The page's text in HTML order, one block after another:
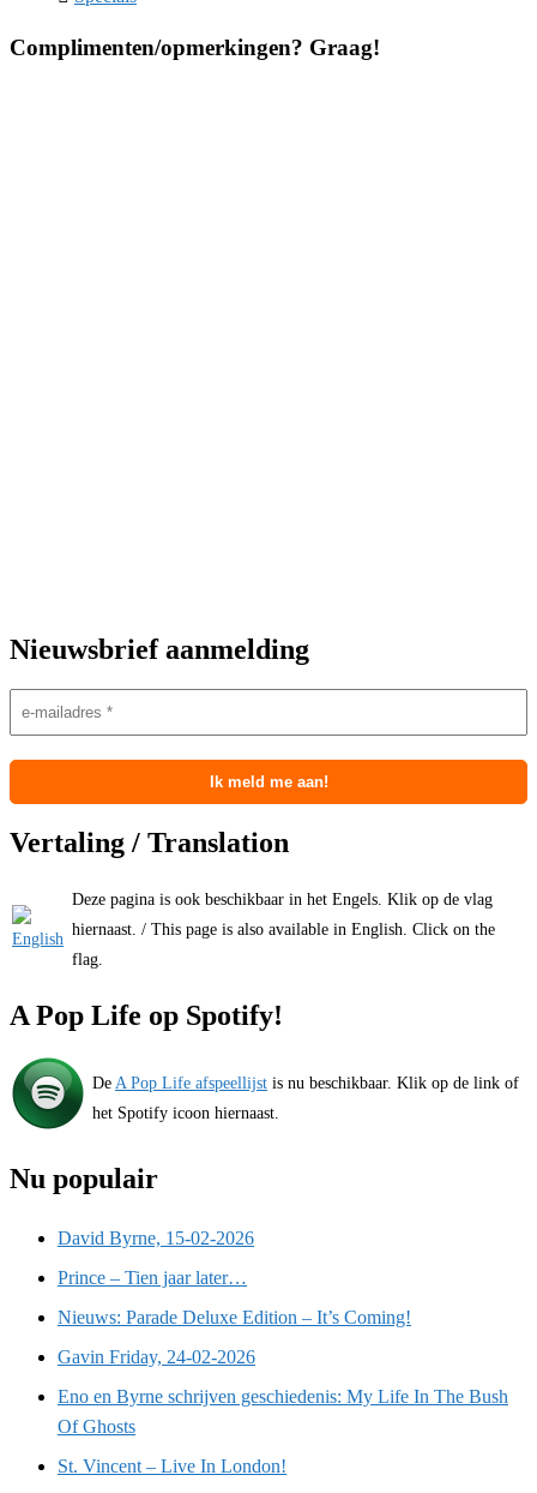
Complimenten/opmerkingen? Graag!
Nieuwsbrief aanmelding
Vertaling / Translation
Deze pagina is ook beschikbaar in het Engels. Klik op de vlag
hiernaast. / This page is also available in English. Click on the
flag.
A Pop Life op Spotify!
De A Pop Life afspeellijst is nu beschikbaar. Klik op de link of
het Spotify icoon hiernaast.
Nu populair
David Byrne, 15-02-2026
Prince – Tien jaar later…
Nieuws: Parade Deluxe Edition – It’s Coming!
Gavin Friday, 24-02-2026
Eno en Byrne schrijven geschiedenis: My Life In The Bush
Of Ghosts
St. Vincent – Live In London!